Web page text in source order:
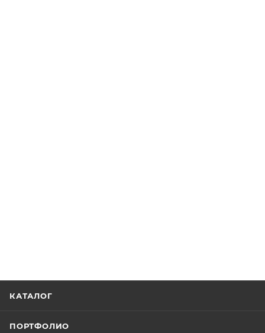
КАТАЛОГ
ПОРТФОЛИО